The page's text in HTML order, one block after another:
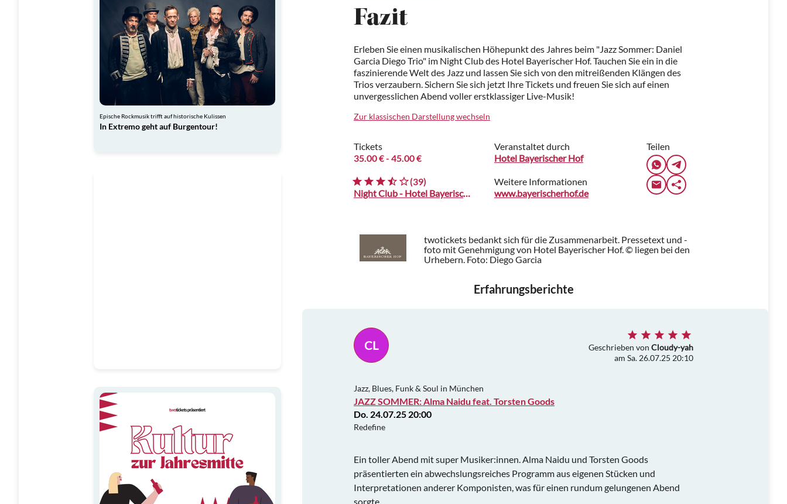
Epische Rockmusik trifft auf historische Kulissen
In Extremo geht auf Burgentour!
Fazit
Erleben Sie einen musikalischen Höhepunkt des Jahres beim "Jazz Sommer: Daniel
Garcia Diego Trio" im Night Club des Hotel Bayerischer Hof. Tauchen Sie ein in die
faszinierende Welt des Jazz und lassen Sie sich von den mitreißenden Klängen des
Trios verzaubern. Sichern Sie sich jetzt Ihre Tickets und freuen Sie sich auf einen
unvergesslichen Abend voller erstklassiger Live-Musik!
Zur klassischen Darstellung wechseln
Tickets
35.00 €- 45.00 €
(39)
Night Club - Hotel Bayerischer Hof
Veranstaltet durch
Hotel Bayerischer Hof
Weitere Informationen
www.bayerischerhof.de
Teilen
twotickets bedankt sich für die Zusammenarbeit. Pressetext und -
foto mit Genehmigung von Hotel Bayerischer Hof. © liegen bei den
Urhebern. Foto: Diego Garcia
Erfahrungsberichte
CL Geschrieben von Cloudy-yah
am Sa. 26.07.25 20:10
Jazz, Blues, Funk & Soul in München
JAZZ SOMMER: Alma Naidu feat. Torsten Goods
Do. 24.07.25 20:00
Redefine
Ein toller Abend mit super Musiker:innen. Alma Naidu und Torsten Goods
präsentierten ein abwechslungsreiches Programm aus eigenen Stücken und
Interpretationen anderer Komponisten, was für einen rundum gelungenen Abend
sorgte.